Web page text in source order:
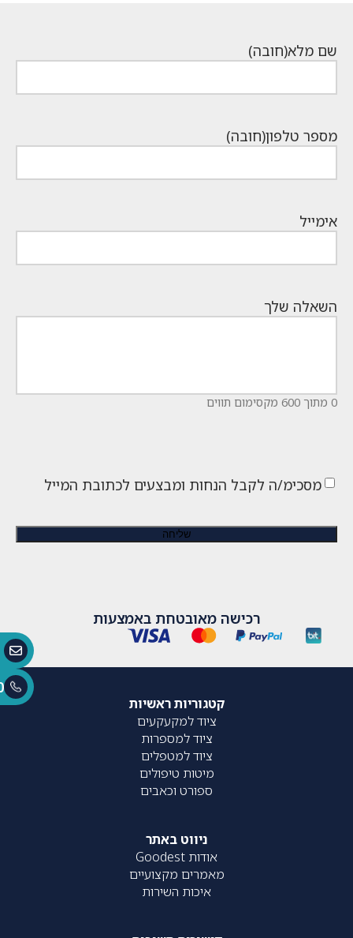
שם מלא(חובה)
מספר טלפון(חובה)
אימייל
השאלה שלך
0 מתוך 600 מקסימום תווים
מסכימ/ה לקבל הנחות ומבצעים לכתובת המייל
רכישה מאובטחת באמצעות
קטגוריות ראשיות
ציוד למקעקעים
ציוד למספרות
ציוד למטפלים
מיטות טיפולים
ספורט וכאבים
ניווט באתר
אודות Goodest
מאמרים מקצועיים
איכות השירות